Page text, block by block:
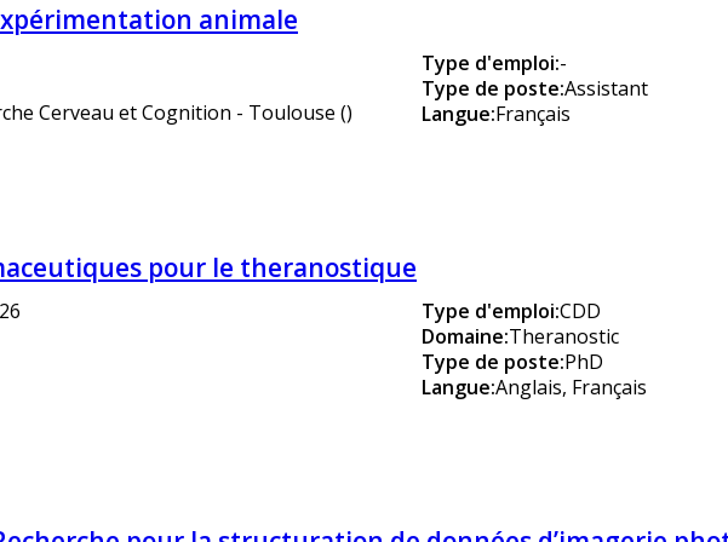
animale
Cerveau et Cognition - Toulouse ()
Type d'emploi:-
Type de poste:Assistant
Langue:Français
pour le theranostique
Type d'emploi:CDD
Domaine:Theranostic
Type de poste:PhD
Langue:Anglais, Français